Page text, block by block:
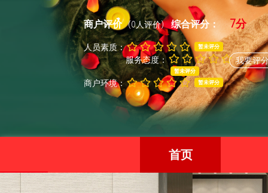
商户评价 (0人评价)综合评分： 7分
人员素质： 暂未评分
服务态度：
暂未评分
商户环境： 暂未评分
我要评
首页